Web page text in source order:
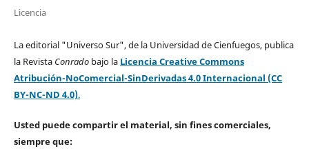
Licencia
La editorial "Universo Sur", de la Universidad de Cienfuegos, publica
la Revista Conradobajo la Licencia Creative Commons
Atribución-NoComercial-SinDerivadas 4.0 Internacional (CC
BY-NC-ND 4.0).
Usted puede compartir el material, sin fines comerciales,
siempre que: